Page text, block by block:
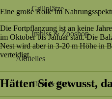
Grillplätze
Imbiss & Zooshop
Aktuelles
Tiere & Park
Eine große Rolle im
Die Fortpflanzung ist an keine
im Oktober bis Januar statt. Die
Nest wird aber in 3-20 m Höhe in
verteidigt.
Hätten Sie gewusst,